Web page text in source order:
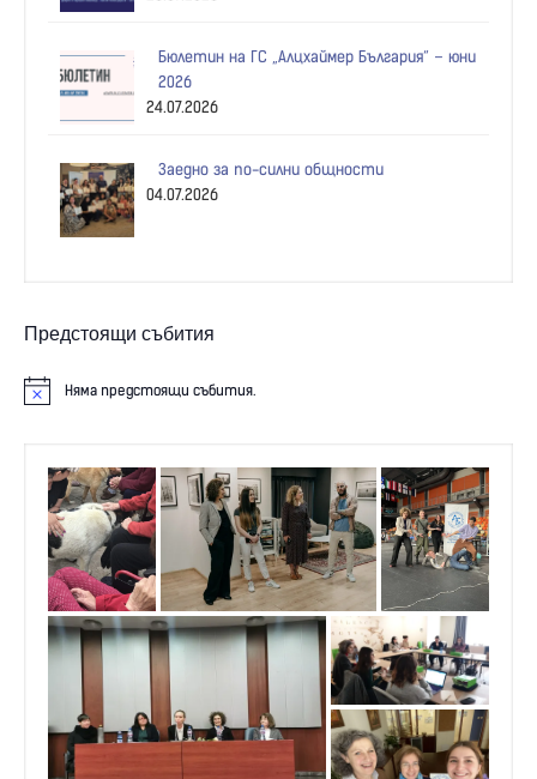
Бюлетин на ГС „Алцхаймер България“ – юни
2026
24.07.2026
Заедно за по-силни общности
04.07.2026
Предстоящи събития
Няма предстоящи събития.